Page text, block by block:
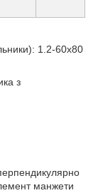
1.2-60х80
з
манжети